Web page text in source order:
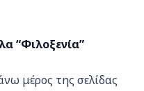
“Φιλοξενία”
μέρος της σελίδας